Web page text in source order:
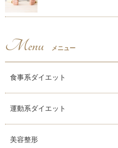
Menu メニュー
食事系ダイエット
運動系ダイエット
美容整形